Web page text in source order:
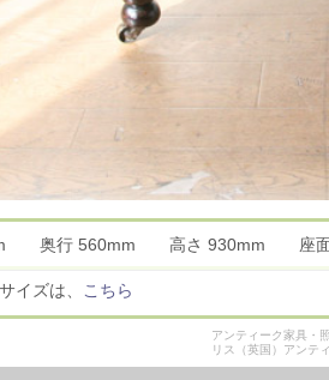
奥行 560mm 高さ 930mm 座
イズは、 こちら
アンティーク家具・
リス（英国）アンテ